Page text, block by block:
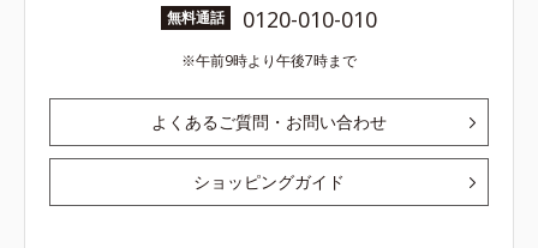
無料通話 0120-010-010
午前9時より午後7時まで
よくあるご質問・お問い合わせ
ショッピングガイド